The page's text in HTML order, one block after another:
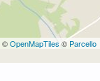
©OpenMapTiles © Parcello